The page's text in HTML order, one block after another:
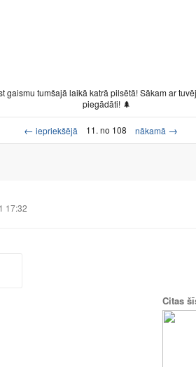
gaismu tumšajā laikā katrā pilsētā! Sākam ar
piegādāti! 🌲
← iepriekšējā 11. no 108 nākamā →
17:32
Citas